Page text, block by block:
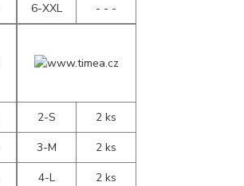
6-XXL
- - -
2-S
2 ks
3-M
2 ks
4-L
2 ks